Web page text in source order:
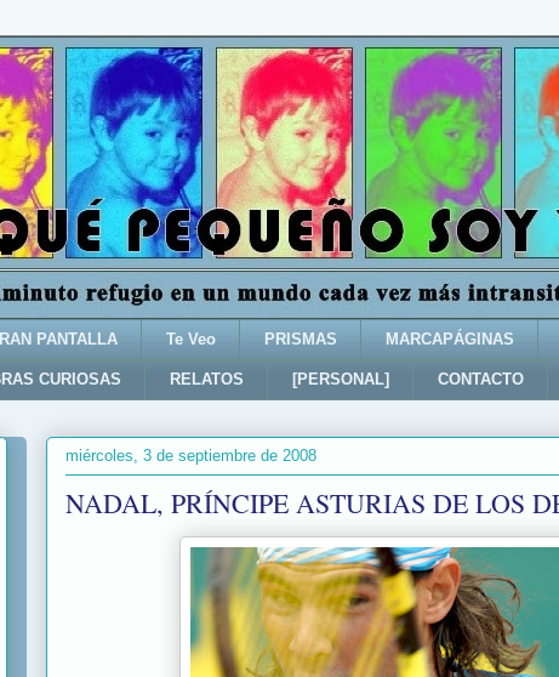
PANTALLA Te Veo PRISMAS MARCAPÁGINAS
CURIOSAS RELATOS [PERSONAL] CONTACTO
miércoles, 3 de septiembre de 2008
NADAL, PRÍNCIPE ASTURIAS DE LOS